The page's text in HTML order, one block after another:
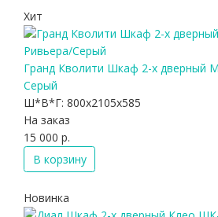
Хит
Гранд Кволити Шкаф 2-х дверный
Серый
Ш*В*Г: 800x2105x585
На заказ
15 000 р.
В корзину
Новинка